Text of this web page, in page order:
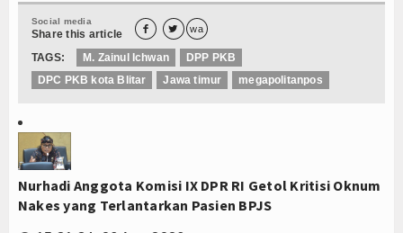
Social media
Share this article   wa
TAGS: M. Zainul Ichwan
DPP PKB
DPC PKB kota Blitar
Jawa timur megapolitanpos
Nurhadi Anggota Komisi IX DPR RI Getol Kritisi Oknum
Nakes yang Terlantarkan Pasien BPJS